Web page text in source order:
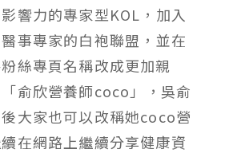
響力的專家型KOL，加入
事專家的白袍聯盟，並在
絲專頁名稱改成更加親
俞欣營養師coco」，吳俞
大家也可以改稱她coco營
在網路上繼續分享健康資